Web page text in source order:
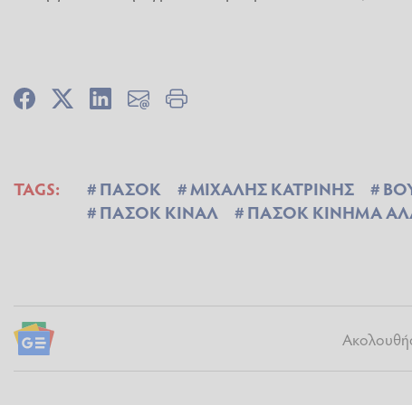
TAGS: ΠΑΣΟΚ ΜΙΧΑΛΗΣ ΚΑΤΡΙΝΗΣ
ΠΑΣΟΚ ΚΙΝΑΛ
ΠΑΣΟΚ ΚΙΝΗΜΑ